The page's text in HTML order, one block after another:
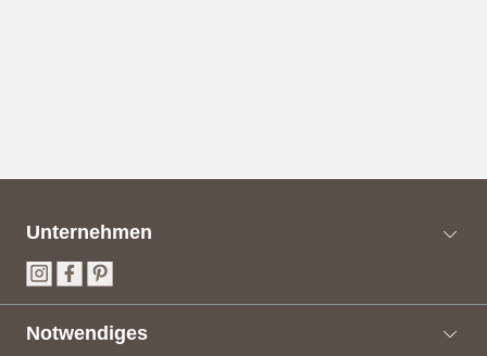
Unternehmen
Notwendiges